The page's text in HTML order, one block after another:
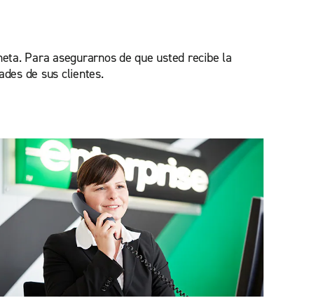
Para asegurarnos de que usted recibe la
de sus clientes.